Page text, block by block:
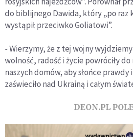
do biblijnego Dawida, który „po raz
wystąpił przeciwko Goliatowi”.
- Wierzymy, że z tej wojny
wolność, radość i życie powróciły do
naszych domów, aby słońce
zaświeciło nad Ukrainą i całym
DEON.PL